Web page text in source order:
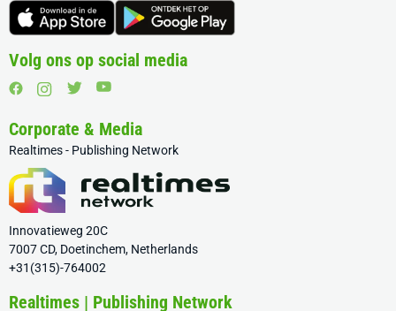
Volg ons op social media
Corporate & Media
Realtimes - Publishing Network
Innovatieweg 20C
7007 CD, Doetinchem, Netherlands
+31(315)-764002
Realtimes | Publishing Network